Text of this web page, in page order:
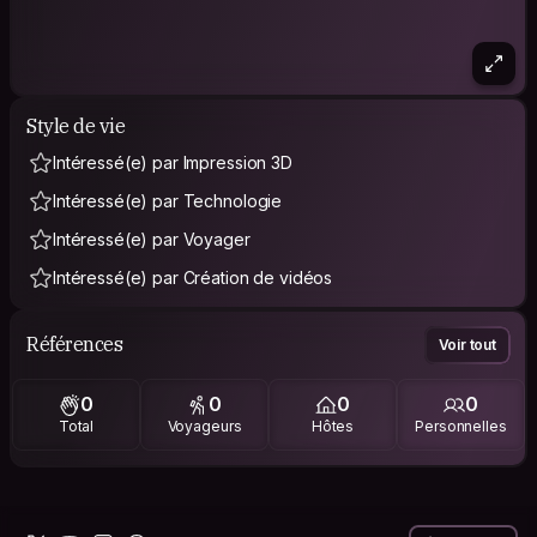
Style de vie
Intéressé(e) par Impression 3D
Intéressé(e) par Technologie
Intéressé(e) par Voyager
Intéressé(e) par Création de vidéos
Références Voir tout
0
Total
0
Voyageurs
0
Hôtes
0
Personnelles